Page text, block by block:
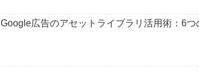
Google広告のアセットライブラリ活用術：6つ